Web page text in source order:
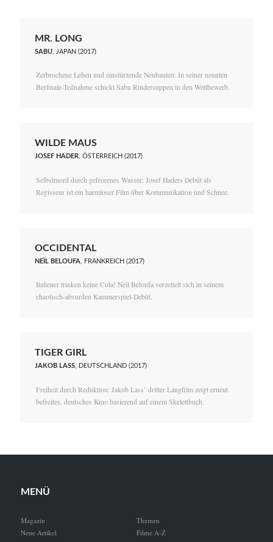
MR. LONG
SABU , JAPAN (2017)
Zerbrochene Leben und einstürzende Neubauten: In seiner neunten
Berlinale-Teilnahme schickt Sabu Rindersuppen in den Wettbewerb.
WILDE MAUS
JOSEF HADER, ÖSTERREICH (2017)
Selbstmord durch gefrorenes Wasser: Josef Haders Debüt als
Regisseur ist ein harmloser Film über Kommunikation und Schnee.
OCCIDENTAL
NEÏL BELOUFA , FRANKREICH (2017)
Italiener trinken keine Cola! Neïl Beloufa verzettelt sich in seinem
chaotisch-absurden Kammerspiel-Debüt.
TIGER GIRL
JAKOB LASS , DEUTSCHLAND (2017)
Freiheit durch Reduktion: Jakob Lass’ dritter Langfilm zeigt erneut
befreites, deutsches Kino basierend auf einem Skelettbuch.
MENÜ
Magazin
Neue Artikel
Themen
Filme A-Z